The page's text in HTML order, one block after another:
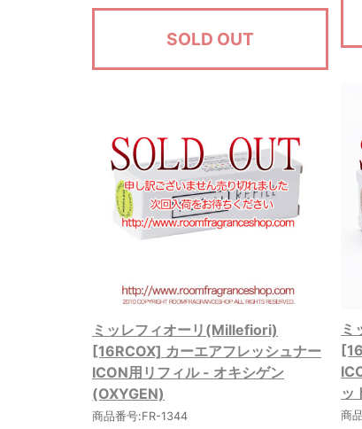
SOLD OUT
ミッレフィオーリ(Millefiori)
[16RCOX] カーエアフレッシュナー
ICON用リフィル - オキシゲン
(OXYGEN)
商品番号:FR-1344
ミ
ッ
商